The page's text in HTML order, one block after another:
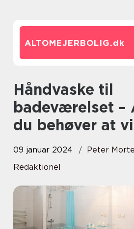
ALTOMEJERBOLIG.dk
Håndvaske til
badeværelset –
du behøver at
09 januar 2024
Peter
Redaktionel